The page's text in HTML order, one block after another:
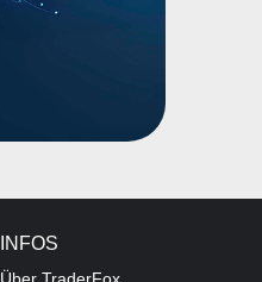
INFOS